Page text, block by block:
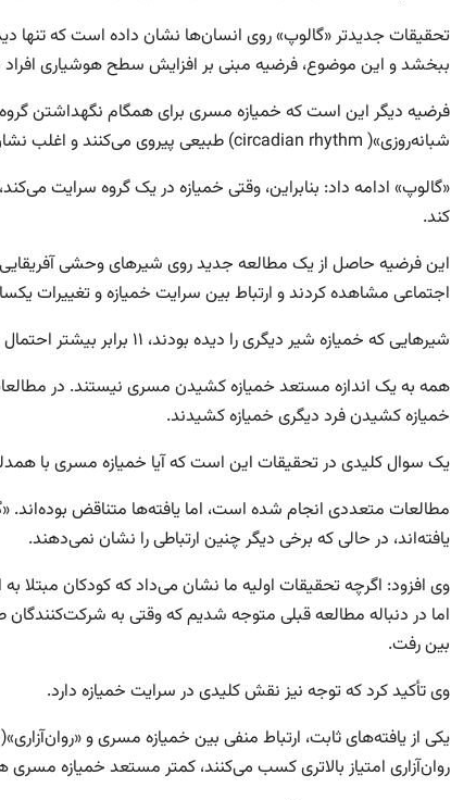
تحقیقات جدیدتر «گالوپ» روی انسان‌ها نشان داده است که تنها
ببخشد و این موضوع، فرضیه مبنی بر افزایش سطح هوشیاری افراد
فرضیه دیگر این است که خمیازه مسری برای همگام نگهداشتن
شبانه‌روزی»( circadian rhythm) طبیعی پیروی می‌کنند و اغلب نشان‌دهنده انتقال بین فعالیت‌ها هستند.
«گالوپ» ادامه داد: بنابراین، وقتی خمیازه در یک گروه سرایت
کند.
اجتماعی مشاهده کردند و ارتباط بین سرایت خمیازه و تغییرات یکسان
شیرهایی که خمیازه شیر دیگری را دیده بودند، ۱۱ برابر بیشتر احتمال داشت حرکات شیری را که اول خمیازه کشیده بود، تقلید کنند.
خمیازه کشیدن فرد دیگری خمیازه کشیدند.
یک سوال کلیدی در تحقیقات این است که آیا خمیازه مسری با
مطالعات متعددی انجام شده است، اما یافته‌ها متناقض بوده‌اند.
یافته‌اند، در حالی که برخی دیگر چنین ارتباطی را نشان نمی‌دهند.
وی افزود: اگرچه تحقیقات اولیه ما نشان می‌داد که کودکان مبتلا
اما در دنباله مطالعه قبلی متوجه شدیم که وقتی به
بین رفت.
وی تأکید کرد که توجه نیز نقش کلیدی در سرایت خمیازه دارد.
روان‌آزاری امتیاز بالاتری کسب می‌کنند، کمتر مستعد خمیازه